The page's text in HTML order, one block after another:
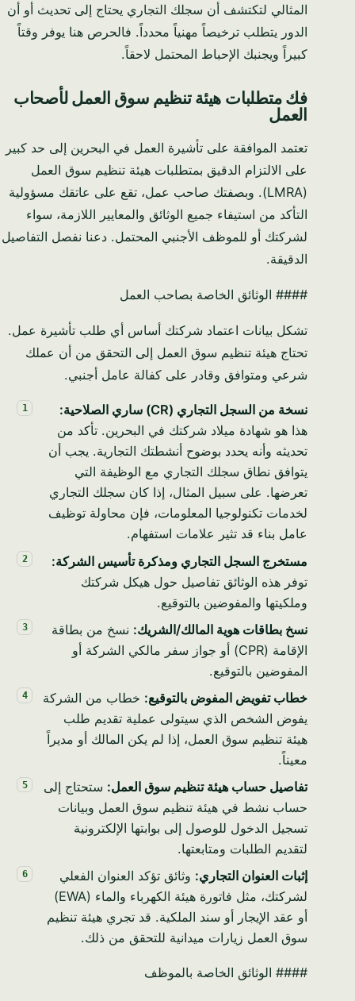
المثالي لتكتشف أن سجلك التجاري يحتاج إلى تحديث أو أن
الدور يتطلب ترخيصاً مهنياً محدداً. فالحرص هنا يوفر وقتاً
كبيراً ويجنبك الإحباط المحتمل لاحقاً.
فك متطلبات هيئة تنظيم سوق العمل لأصحاب
العمل
تعتمد الموافقة على تأشيرة العمل في البحرين إلى حد كبير
على الالتزام الدقيق بمتطلبات هيئة تنظيم سوق العمل
(LMRA). وبصفتك صاحب عمل، تقع على عاتقك مسؤولية
التأكد من استيفاء جميع الوثائق والمعايير اللازمة، سواء
لشركتك أو للموظف الأجنبي المحتمل. دعنا نفصل التفاصيل
الدقيقة.
#### الوثائق الخاصة بصاحب العمل
تشكل بيانات اعتماد شركتك أساس أي طلب تأشيرة عمل.
تحتاج هيئة تنظيم سوق العمل إلى التحقق من أن عملك
شرعي ومتوافق وقادر على كفالة عامل أجنبي.
نسخة من السجل التجاري (CR) ساري الصلاحية:
هذا هو شهادة ميلاد شركتك في البحرين. تأكد من
تحديثه وأنه يحدد بوضوح أنشطتك التجارية. يجب أن
يتوافق نطاق سجلك التجاري مع الوظيفة التي
تعرضها. على سبيل المثال، إذا كان سجلك التجاري
لخدمات تكنولوجيا المعلومات، فإن محاولة توظيف
عامل بناء قد تثير علامات استفهام.
مستخرج السجل التجاري ومذكرة تأسيس الشركة:
توفر هذه الوثائق تفاصيل حول هيكل شركتك
وملكيتها والمفوضين بالتوقيع.
نسخ بطاقات هوية المالك/الشريك: نسخ من بطاقة
الإقامة (CPR) أو جواز سفر مالكي الشركة أو
المفوضين بالتوقيع.
خطاب تفويض المفوض بالتوقيع: خطاب من الشركة
يفوض الشخص الذي سيتولى عملية تقديم طلب
هيئة تنظيم سوق العمل، إذا لم يكن المالك أو مديراً
معيناً.
تفاصيل حساب هيئة تنظيم سوق العمل: ستحتاج إلى
حساب نشط في هيئة تنظيم سوق العمل وبيانات
تسجيل الدخول للوصول إلى بوابتها الإلكترونية
لتقديم الطلبات ومتابعتها.
إثبات العنوان التجاري: وثائق تؤكد العنوان الفعلي
لشركتك، مثل فاتورة هيئة الكهرباء والماء (EWA)
أو عقد الإيجار أو سند الملكية. قد تجري هيئة تنظيم
سوق العمل زيارات ميدانية للتحقق من ذلك.
#### الوثائق الخاصة بالموظف